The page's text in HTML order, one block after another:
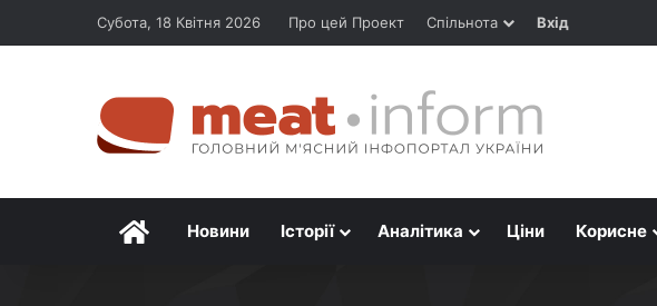
Субота, 18 Квітня 2026 Про цей Проект Спільнота Вхід
ГоловнаНовини Історії Аналітика Ціни Корисне